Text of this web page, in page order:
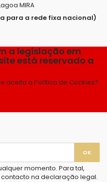
MIRA
para a rede fixa nacional)
a legislação em
está reservado a
aceita a Política de Cockies?
momento. Para tal,
na declaração legal.